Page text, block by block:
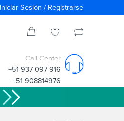
Iniciar Sesión / Registrarse
Call Center
+51 937 097 916
+51 908814976